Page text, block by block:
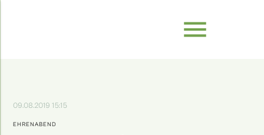
menu
09.08.2019 15:15
EHRENABEND